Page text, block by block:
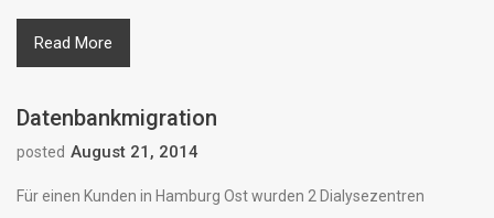
Read More
Datenbankmigration
posted August 21, 2014
Für einen Kunden in Hamburg Ost wurden 2 Dialysezentren